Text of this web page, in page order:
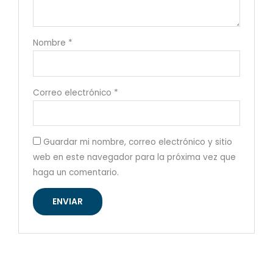
Nombre *
Correo electrónico *
Guardar mi nombre, correo electrónico y sitio
web en este navegador para la próxima vez que
haga un comentario.